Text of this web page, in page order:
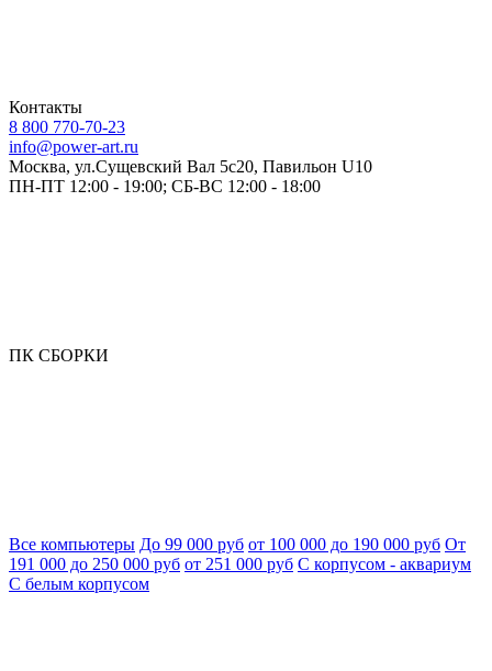
Контакты
8 800 770-70-23
info@power-art.ru
Москва, ул.Сущевский Вал 5с20, Павильон U10
ПН-ПТ 12:00 - 19:00; СБ-ВС 12:00 - 18:00
ПК СБОРКИ
Все компьютеры До 99 000 руб от 100 000 до 190 000 руб От
191 000 до 250 000 руб от 251 000 руб С корпусом - аквариум
С белым корпусом